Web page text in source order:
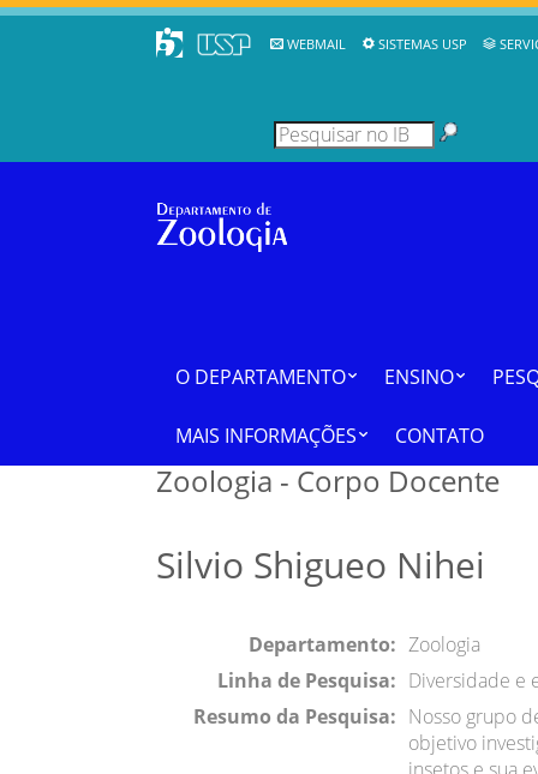
WEBMAIL SISTEMAS USP
O DEPARTAMENTO ENSINO
MAIS INFORMAÇÕES CONTATO
Zoologia - Corpo Docente
Silvio Shigueo Nihei
Departamento: Zoologia
Linha de Pesquisa: Diversidade e
Resumo da Pesquisa: Nosso grupo
objetivo